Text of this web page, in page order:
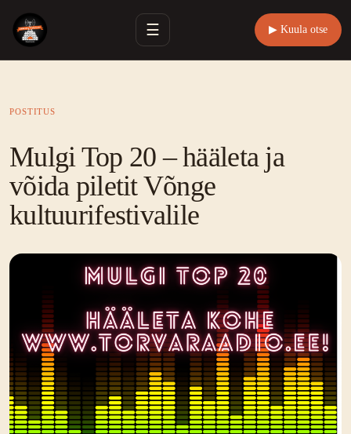
☰ ▶ Kuula otse
POSTITUS
Mulgi Top 20 – hääleta ja
võida piletit Võnge
kultuurifestivalile